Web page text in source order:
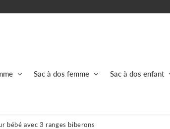
Sac à dos femme Sac à dos enfant
bébé avec 3 ranges biberons